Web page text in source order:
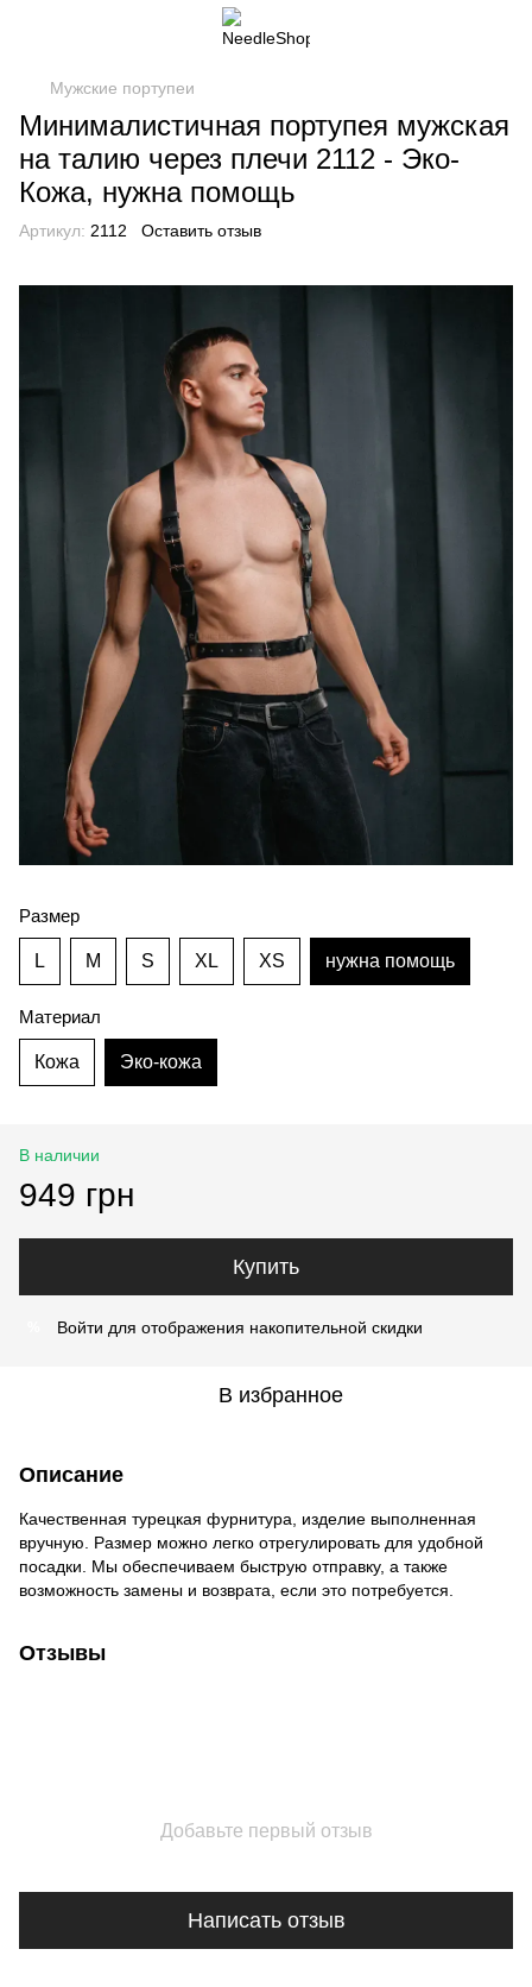
Мужские портупеи
Минималистичная портупея мужская
на талию через плечи 2112 - Эко-
Кожа, нужна помощь
Артикул: 2112 Оставить отзыв
Размер
L M S XL XS нужна помощь
Материал
Кожа Эко-кожа
В наличии
949 грн
Купить
Войти для отображения накопительной скидки
В избранное
Описание
Качественная турецкая фурнитура, изделие выполненная
вручную. Размер можно легко отрегулировать для удобной
посадки. Мы обеспечиваем быструю отправку, а также
возможность замены и возврата, если это потребуется.
Отзывы
Добавьте первый отзыв
Написать отзыв